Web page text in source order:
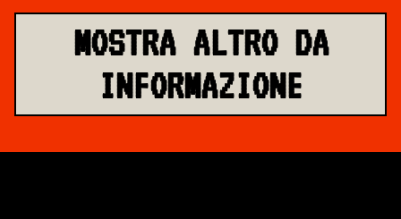
MOSTRA ALTRO DA
INFORMAZIONE